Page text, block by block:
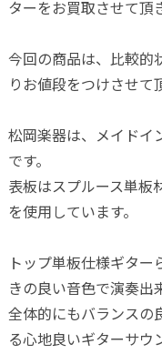
ターをお買取させて頂
今回の商品は、比較的
りお値段をつけさせて
松岡楽器は、メイドイ
です。
表板はスプルース単板
を使用しています。
トップ単板仕様ギタ
きの良い音色で演奏出
全体的にもバランスの
る心地良いギターサウ